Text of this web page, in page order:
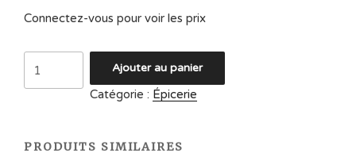
Connectez-vous pour voir les prix
Ajouter au panier
Catégorie : Épicerie
PRODUITS SIMILAIRES